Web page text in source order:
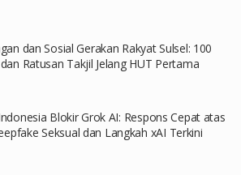
dan Sosial Gerakan Rakyat Sulsel: 100
Ratusan Takjil Jelang HUT Pertama
Blokir Grok AI: Respons Cepat atas
Seksual dan Langkah xAI Terkini